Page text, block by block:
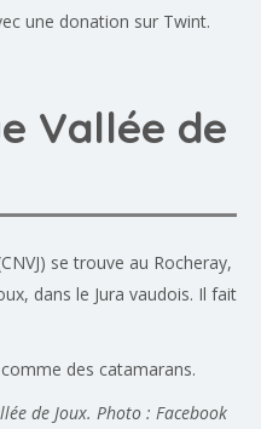
une donation sur Twint.
Vallée de
se trouve au Rocheray,
dans le Jura vaudois. Il fait
des catamarans.
de Joux. Photo : Facebook